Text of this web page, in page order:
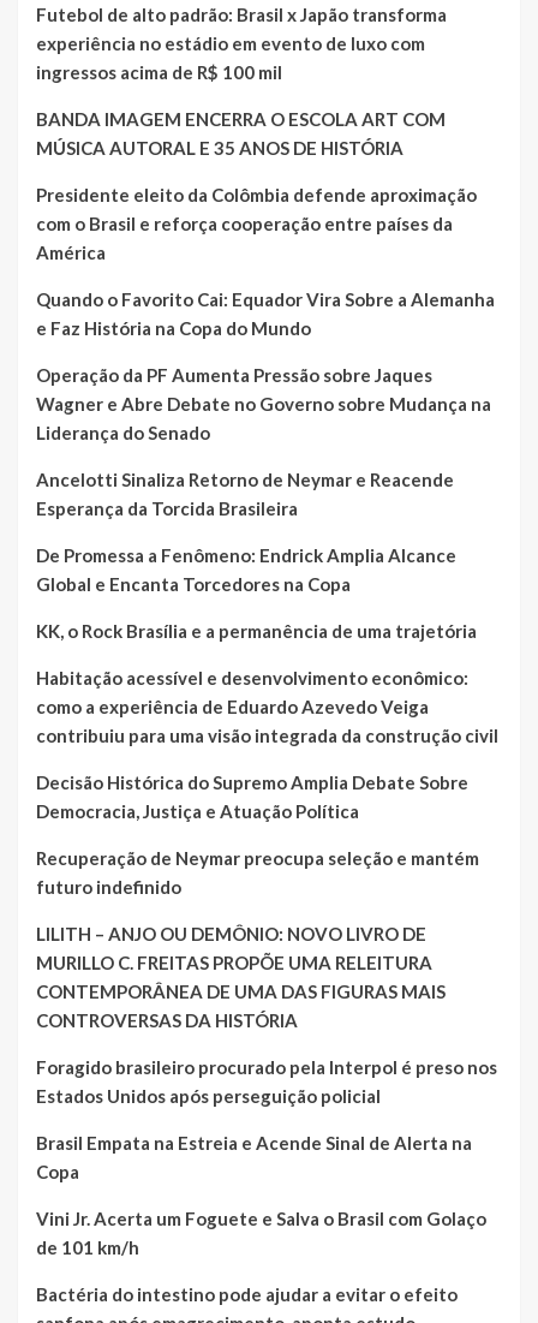
Futebol de alto padrão: Brasil x Japão transforma
experiência no estádio em evento de luxo com
ingressos acima de R$ 100 mil
BANDA IMAGEM ENCERRA O ESCOLA ART COM
MÚSICA AUTORAL E 35 ANOS DE HISTÓRIA
Presidente eleito da Colômbia defende aproximação
com o Brasil e reforça cooperação entre países da
América
Quando o Favorito Cai: Equador Vira Sobre a Alemanha
e Faz História na Copa do Mundo
Operação da PF Aumenta Pressão sobre Jaques
Wagner e Abre Debate no Governo sobre Mudança na
Liderança do Senado
Ancelotti Sinaliza Retorno de Neymar e Reacende
Esperança da Torcida Brasileira
De Promessa a Fenômeno: Endrick Amplia Alcance
Global e Encanta Torcedores na Copa
KK, o Rock Brasília e a permanência de uma trajetória
Habitação acessível e desenvolvimento econômico:
como a experiência de Eduardo Azevedo Veiga
contribuiu para uma visão integrada da construção civil
Decisão Histórica do Supremo Amplia Debate Sobre
Democracia, Justiça e Atuação Política
Recuperação de Neymar preocupa seleção e mantém
futuro indefinido
LILITH – ANJO OU DEMÔNIO: NOVO LIVRO DE
MURILLO C. FREITAS PROPÕE UMA RELEITURA
CONTEMPORÂNEA DE UMA DAS FIGURAS MAIS
CONTROVERSAS DA HISTÓRIA
Foragido brasileiro procurado pela Interpol é preso nos
Estados Unidos após perseguição policial
Brasil Empata na Estreia e Acende Sinal de Alerta na
Copa
Vini Jr. Acerta um Foguete e Salva o Brasil com Golaço
de 101 km/h
Bactéria do intestino pode ajudar a evitar o efeito